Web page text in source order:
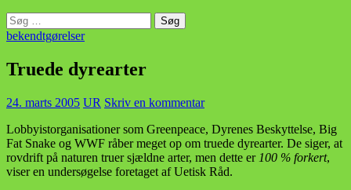
Søg
efter:
bekendtgørelser
Truede dyrearter
24. marts 2005 UR Skriv en kommentar
Lobbyistorganisationer som Greenpeace, Dyrenes Beskyttelse, Big
Fat Snake og WWF råber meget op om truede dyrearter. De siger, at
rovdrift på naturen truer sjældne arter, men dette er 100 % forkert,
viser en undersøgelse foretaget af Uetisk Råd.